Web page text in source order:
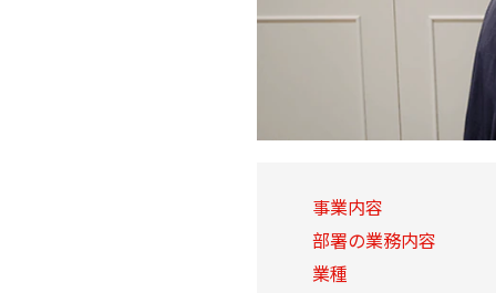
事業内容
部署の業務内容
業種